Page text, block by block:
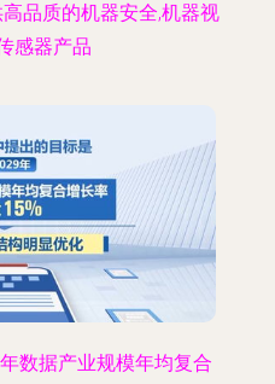
品质的机器安全,机器视
感器产品
数据产业规模年均复合